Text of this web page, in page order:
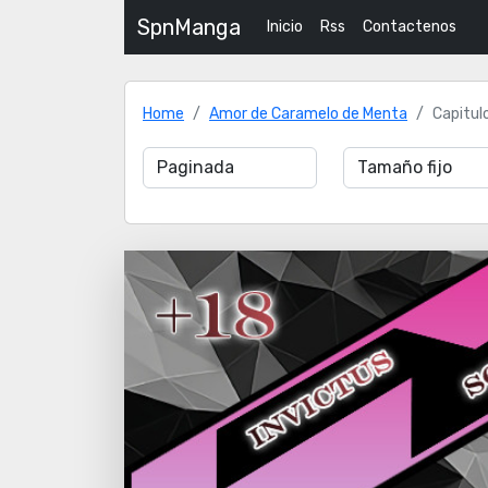
SpnManga Inicio Rss Contactenos
Home Amor de Caramelo de Menta